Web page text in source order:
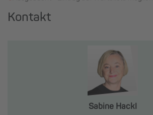
Kontakt
Sabine Hackl